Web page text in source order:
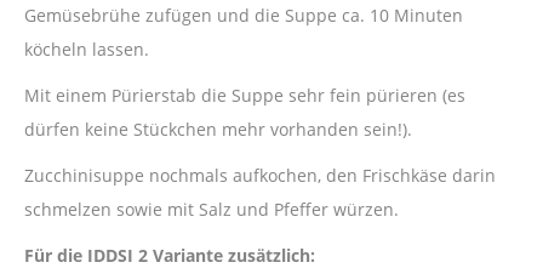
Gemüsebrühe zufügen und die Suppe ca. 10 Minuten
köcheln lassen.
Mit einem Pürierstab die Suppe sehr fein pürieren (es
dürfen keine Stückchen mehr vorhanden sein!).
Zucchinisuppe nochmals aufkochen, den Frischkäse darin
schmelzen sowie mit Salz und Pfeffer würzen.
Für die IDDSI 2 Variante zusätzlich: